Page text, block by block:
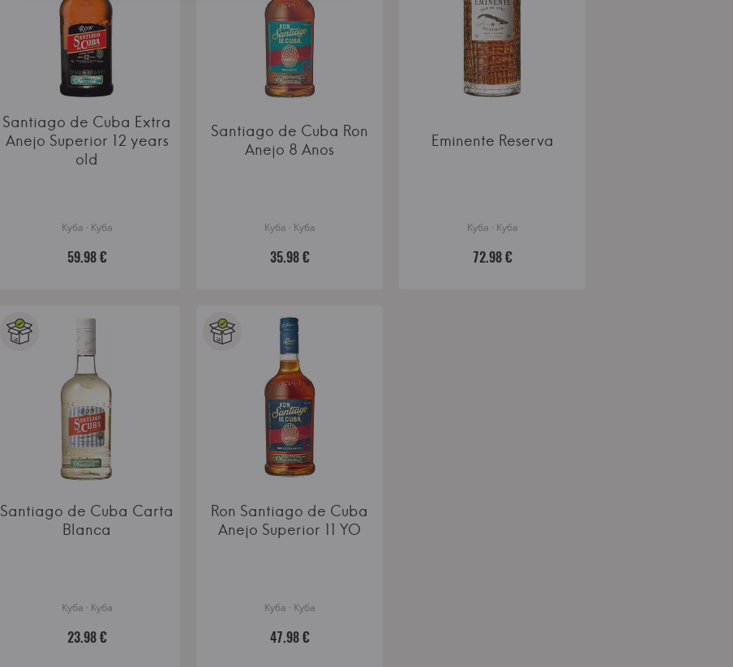
Santiago de Cuba Extra
Anejo Superior 12 years
old
Куба · Куба
59.98 €
Santiago de Cuba Ron
Anejo 8 Anos
Куба · Куба
35.98 €
Eminente Reserva
Куба · Куба
72.98 €
Santiago de Cuba Carta
Blanca
Куба · Куба
23.98 €
Ron Santiago de Cuba
Anejo Superior 11 YO
Куба · Куба
47.98 €